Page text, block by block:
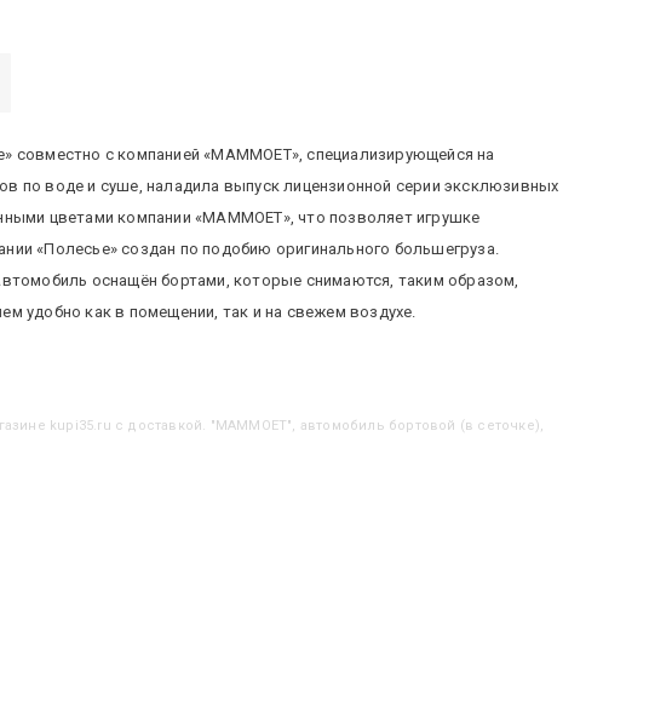
совместно с компанией «МАММОЕТ», специализирующейся на
по воде и суше, наладила выпуск лицензионной серии эксклюзивных
цветами компании «МАММОЕТ», что позволяет игрушке
«Полесье» создан по подобию оригинального большегруза.
оснащён бортами, которые снимаются, таким образом,
удобно как в помещении, так и на свежем воздухе.
kupi35.ru с доставкой. "MAMMOET", автомобиль бортовой (в сеточке),